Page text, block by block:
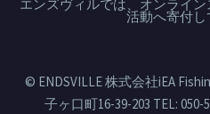
エンズヴィルでは、オンライ
活動へ寄付し
© ENDSVILLE 株式会社iEA
子ヶ口町16-39-203 TEL: 050-